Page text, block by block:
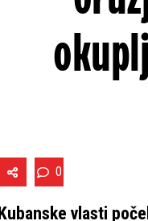
0
Kubanske vlasti